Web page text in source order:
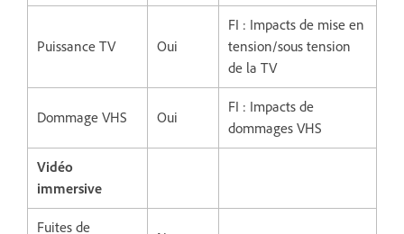
Puissance TV Oui
FI : Impacts de mise en
tension/sous tension
de la TV
Dommage VHS Oui
FI : Impacts de
dommages VHS
Vidéo
immersive
Fuites de